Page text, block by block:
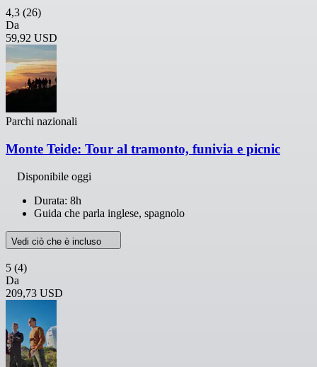
4,3 (26)
Da
59,92 USD
Parchi nazionali
Monte Teide: Tour al tramonto, funivia e picnic
Disponibile oggi
Durata: 8h
Guida che parla inglese, spagnolo
Vedi ciò che è incluso
5 (4)
Da
209,73 USD